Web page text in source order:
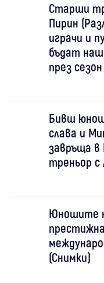
Старши
Пирин
играчи и
бъдат
през сезон
Бивш
слава и
завръща в
треньор с
Юношите
(Снимки)